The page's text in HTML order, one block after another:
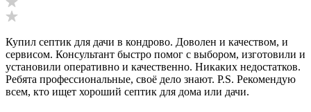
Купил септик для дачи в кондрово. Доволен и качеством, и
сервисом. Консультант быстро помог с выбором, изготовили и
установили оперативно и качественно. Никаких недостатков.
Ребята профессиональные, своё дело знают. P.S. Рекомендую
всем, кто ищет хороший септик для дома или дачи.